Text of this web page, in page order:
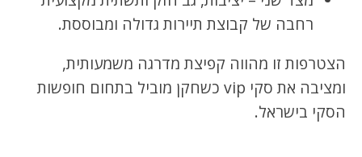
רחבה של קבוצת תיירות גדולה ומבוססת.
הצטרפות זו מהווה קפיצת מדרגה משמעותית,
ומציבה את סקי vip כשחקן מוביל בתחום חופשות
הסקי בישראל.